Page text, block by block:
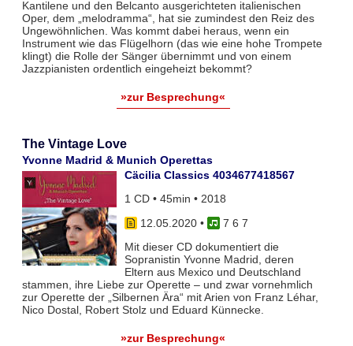
Kantilene und den Belcanto ausgerichteten italienischen
Oper, dem „melodramma“, hat sie zumindest den Reiz des
Ungewöhnlichen. Was kommt dabei heraus, wenn ein
Instrument wie das Flügelhorn (das wie eine hohe Trompete
klingt) die Rolle der Sänger übernimmt und von einem
Jazzpianisten ordentlich eingeheizt bekommt?
»zur Besprechung«
The Vintage Love
Yvonne Madrid & Munich Operettas
Cäcilia Classics 4034677418567
1 CD • 45min • 2018
12.05.2020•
7 6 7
Mit dieser CD dokumentiert die
Sopranistin Yvonne Madrid, deren
Eltern aus Mexico und Deutschland
stammen, ihre Liebe zur Operette – und zwar vornehmlich
zur Operette der „Silbernen Ära“ mit Arien von Franz Léhar,
Nico Dostal, Robert Stolz und Eduard Künnecke.
»zur Besprechung«